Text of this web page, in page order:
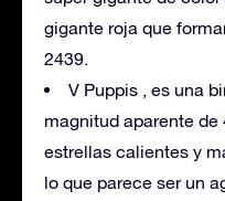
gigante roja que
2439.
V Puppis , es una
magnitud aparente de
estrellas calientes y
lo que parece ser un